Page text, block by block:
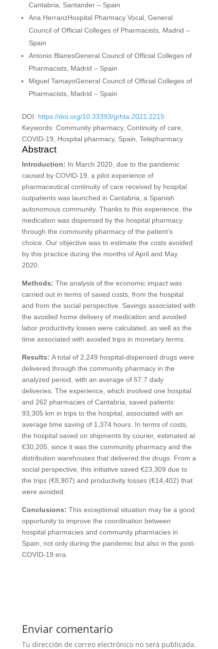
Cantabria, Santander – Spain
Ana HerranzHospital Pharmacy Vocal, General
Council of Official Colleges of Pharmacists, Madrid –
Spain
Antonio BlanesGeneral Council of Official Colleges of
Pharmacists, Madrid – Spain
Miguel TamayoGeneral Council of Official Colleges of
Pharmacists, Madrid – Spain
DOI: https://doi.org/10.33393/grhta.2021.2215
Keywords: Community pharmacy, Continuity of care,
COVID-19, Hospital pharmacy, Spain, Telepharmacy
Abstract
Introduction: In March 2020, due to the pandemic
caused by COVID-19, a pilot experience of
pharmaceutical continuity of care received by hospital
outpatients was launched in Cantabria, a Spanish
autonomous community. Thanks to this experience, the
medication was dispensed by the hospital pharmacy
through the community pharmacy of the patient’s
choice. Our objective was to estimate the costs avoided
by this practice during the months of April and May
2020.
Methods: The analysis of the economic impact was
carried out in terms of saved costs, from the hospital
and from the social perspective. Savings associated with
the avoided home delivery of medication and avoided
labor productivity losses were calculated, as well as the
time associated with avoided trips in monetary terms.
Results: A total of 2,249 hospital-dispensed drugs were
delivered through the community pharmacy in the
analyzed period, with an average of 57.7 daily
deliveries. The experience, which involved one hospital
and 262 pharmacies of Cantabria, saved patients
93,305 km in trips to the hospital, associated with an
average time saving of 1,374 hours. In terms of costs,
the hospital saved on shipments by courier, estimated at
€30,205, since it was the community pharmacy and the
distribution warehouses that delivered the drugs. From a
social perspective, this initiative saved €23,309 due to
the trips (€8,907) and productivity losses (€14,402) that
were avoided.
Conclusions: This exceptional situation may be a good
opportunity to improve the coordination between
hospital pharmacies and community pharmacies in
Spain, not only during the pandemic but also in the post-
COVID-19 era.
Enviar comentario
Tu dirección de correo electrónico no será publicada.